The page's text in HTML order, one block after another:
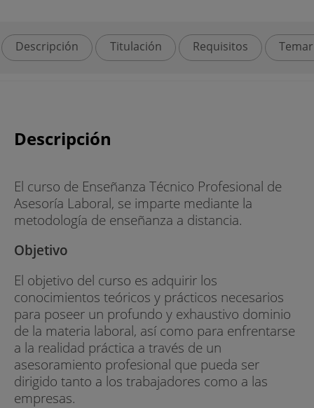
Descripción Titulación Requisitos
Descripción
El curso de Enseñanza Técnico Profesional de
Asesoría Laboral, se imparte mediante la
metodología de enseñanza a distancia.
Objetivo
El objetivo del curso es adquirir los
conocimientos teóricos y prácticos necesarios
para poseer un profundo y exhaustivo dominio
de la materia laboral, así como para enfrentarse
a la realidad práctica a través de un
asesoramiento profesional que pueda ser
dirigido tanto a los trabajadores como a las
empresas.